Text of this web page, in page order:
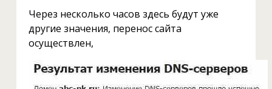
Через несколько часов здесь будут уже
другие значения, перенос сайта
осуществлен,